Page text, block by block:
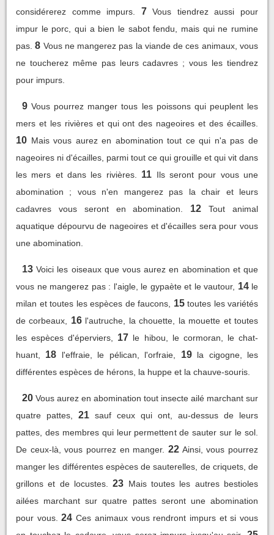
considérerez comme impurs.
7 Vous tiendrez aussi pour
impur le porc, qui a bien le sabot fendu, mais qui ne rumine
pas. 8 Vous ne mangerez pas la viande de ces animaux, vous
ne toucherez même pas leurs cadavres ; vous les tiendrez
pour impurs.
9 Vous pourrez manger tous les poissons qui peuplent les
mers et les rivières et qui ont des nageoires et des écailles.
10 Mais vous aurez en abomination tout ce qui n'a pas de
nageoires ni d'écailles, parmi tout ce qui grouille et qui vit dans
les mers et dans les rivières.
11 Ils seront pour vous une
abomination ; vous n'en mangerez pas la chair et leurs
cadavres vous seront en abomination.
12
Tout animal
aquatique dépourvu de nageoires et d'écailles sera pour vous
une abomination.
13 Voici les oiseaux que vous aurez en abomination et que
vous ne mangerez pas : l'aigle, le gypaète et le vautour, 14 le
milan et toutes les espèces de faucons,
15 toutes les variétés
de corbeaux,
16 l'autruche, la chouette, la mouette et toutes
les espèces d'éperviers,
17 le hibou, le cormoran, le chat-
huant,
18 l'effraie, le pélican, l'orfraie, 19 la cigogne, les
différentes espèces de hérons, la huppe et la chauve-souris.
20 Vous aurez en abomination tout insecte ailé marchant sur
quatre pattes,
21 sauf ceux qui ont, au-dessus de leurs
pattes, des membres qui leur permettent de sauter sur le sol.
De ceux-là, vous pourrez en manger. 22 Ainsi, vous pourrez
manger les différentes espèces de sauterelles, de criquets, de
grillons et de locustes.
23 Mais toutes les autres bestioles
ailées marchant sur quatre pattes seront une abomination
pour vous. 24 Ces animaux vous rendront impurs et si vous